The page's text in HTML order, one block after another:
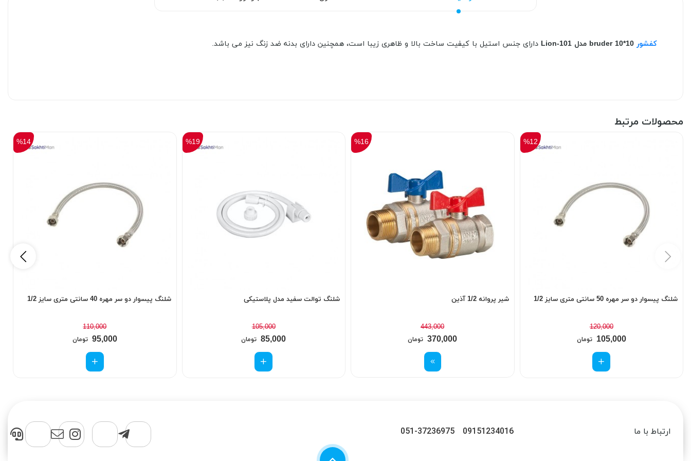
کفشور دارای جنس استیل با کیفیت ساخت بالا و ظاهری زیبا است، همچنین دارای بدنه ضد زنگ نیز می باشد.
محصولات مرتبط
شلنگ پیسوار دو سر مهره 50 سانتی متری سایز 1/2
120,000
%12
105,000 تومان
شیر پروانه 1/2 آذین
443,000
%16
370,000 تومان
شلنگ توالت سفید مدل پلاستیکی
105,000
%19
85,000 تومان
شلنگ پیسوار دو سر مهره 40 سانتی متری سایز 1/2
110,000
%14
95,000 تومان
ارتباط با ما 09151234016
051-37236975